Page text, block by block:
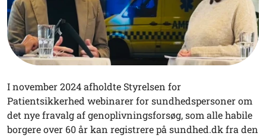
I november 2024 afholdte Styrelsen for
Patientsikkerhed webinarer for sundhedspersoner om
det nye fravalg af genoplivningsforsøg, som alle habile
borgere over 60 år kan registrere på sundhed.dk fra den